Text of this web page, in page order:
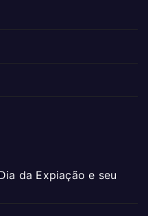
da Expiação e seu